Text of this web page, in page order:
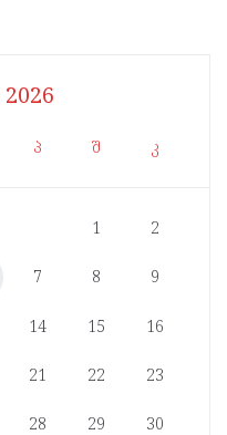
პ შ კ
1 2
7 8 9
14 15 16
21 22 23
28 29 30